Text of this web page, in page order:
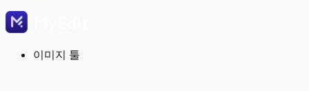
이미지 툴